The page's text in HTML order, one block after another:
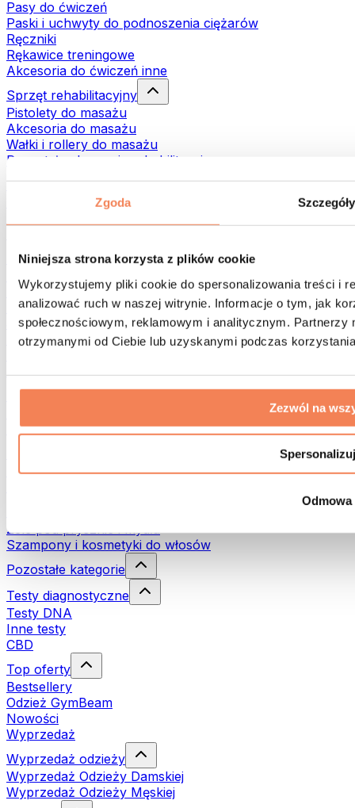
Zgoda Szczegóły
Niniejsza strona korzysta z plików cookie
Wykorzystujemy pliki cookie do spersonalizowania treści i
analizować ruch w naszej witrynie. Informacje o tym, jak
społecznościowym, reklamowym i analitycznym. Partnerzy
otrzymanymi od Ciebie lub uzyskanymi podczas
Zezwól na
Spersonalizuj
Odmowa
Pasy do ćwiczeń
Paski i uchwyty do podnoszenia ciężarów
Ręczniki
Rękawice treningowe
Akcesoria do ćwiczeń inne
Sprzęt rehabilitacyjny
Pistolety do masażu
Akcesoria do masażu
Wałki i rollery do masażu
Pozostałe akcesoria rehabilitacyjne
Torby i plecaki
Torby na żywność i akcesoria
Akcesoria dopasowane do aktywności
Bieganie
Sporty walki
Kolarstwo
Joga i pilates
Terapia zimnem
Trekking
Filtry i dzbanki do wody
Środki do prania
Żele pod prysznic i mydła
Szampony i kosmetyki do włosów
Pozostałe kategorie
Testy diagnostyczne
Testy DNA
Inne testy
CBD
Top oferty
Bestsellery
Odzież GymBeam
Nowości
Wyprzedaż
Wyprzedaż odzieży
Wyprzedaż Odzieży Damskiej
Wyprzedaż Odzieży Męskiej